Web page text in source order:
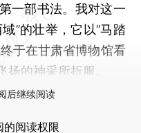
部书法。我对这一
”的壮举，它以“马踏
于在甘肃省博物馆看
的神采所折服。
后继续阅读
的阅读权限